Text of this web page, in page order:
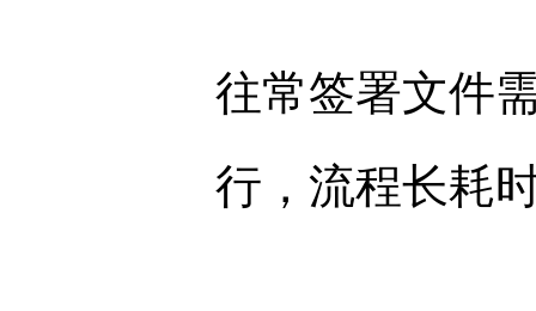
往常签署文件
行，流程长耗